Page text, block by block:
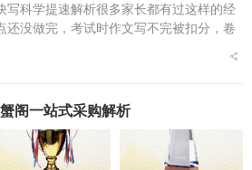
写科学提速解析很多家长都有过这样的经
还没做完，考试时作文写不完被扣分，卷
名。据相关调查显示，67%的小学生存
阁一站式采购解析